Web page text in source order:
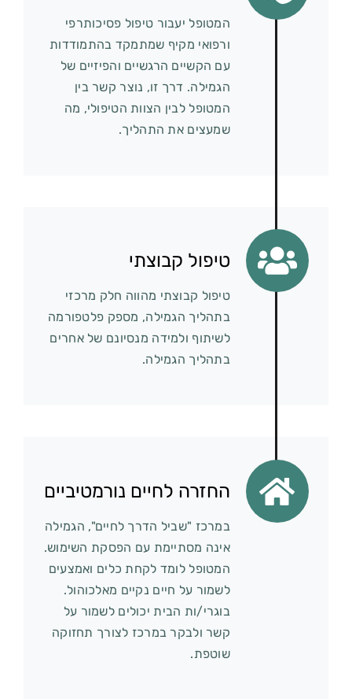
המטופל יעבור טיפול פסיכותרפי
ורפואי מקיף שמתמקד בהתמודדות
עם הקשיים הרגשיים והפיזיים של
הגמילה. דרך זו, נוצר קשר בין
המטופל לבין הצוות הטיפולי, מה
שמעצים את התהליך.
טיפול קבוצתי
טיפול קבוצתי מהווה חלק מרכזי
בתהליך הגמילה, מספק פלטפורמה
לשיתוף ולמידה מנסיונם של אחרים
בתהליך הגמילה.
החזרה לחיים נורמטיביים
במרכז "שביל הדרך לחיים", הגמילה
אינה מסתיימת עם הפסקת השימוש.
המטופל לומד לקחת כלים ואמצעים
לשמור על חיים נקיים מאלכוהול.
בוגרי/ות הבית יכולים לשמור על
קשר ולבקר במרכז לצורך תחזוקה
שוטפת.